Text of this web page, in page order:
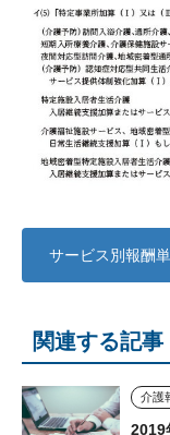
サービス別報酬
関連する記事
介護